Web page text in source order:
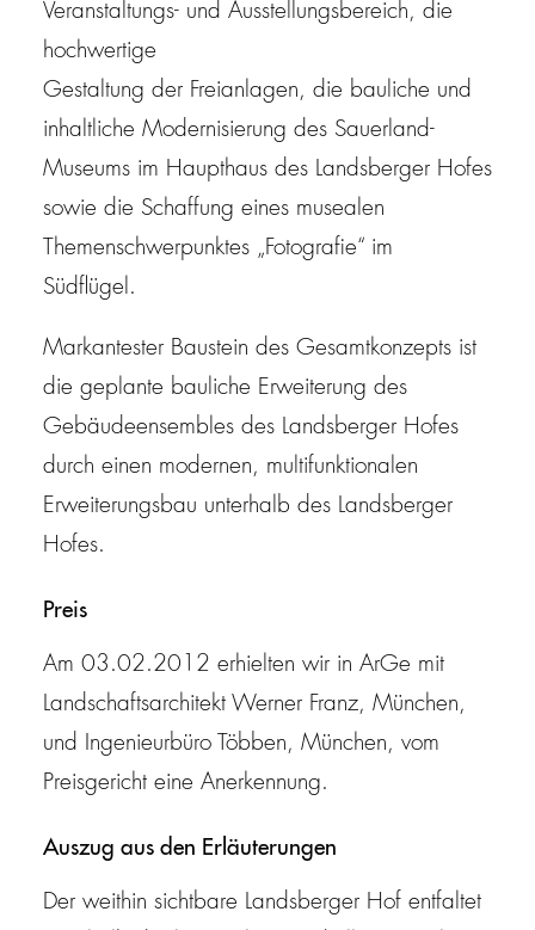
Veranstaltungs- und Ausstellungsbereich, die
hochwertige
Gestaltung der Freianlagen, die bauliche und
inhaltliche Modernisierung des Sauerland-
Museums im Haupthaus des Landsberger Hofes
sowie die Schaffung eines musealen
Themenschwerpunktes „Fotografie“ im
Südflügel.
Markantester Baustein des Gesamtkonzepts ist
die geplante bauliche Erweiterung des
Gebäudeensembles des Landsberger Hofes
durch einen modernen, multifunktionalen
Erweiterungsbau unterhalb des Landsberger
Hofes.
Preis
Am 03.02.2012 erhielten wir in ArGe mit
Landschaftsarchitekt Werner Franz, München,
und Ingenieurbüro Többen, München, vom
Preisgericht eine Anerkennung.
Auszug aus den Erläuterungen
Der weithin sichtbare Landsberger Hof entfaltet